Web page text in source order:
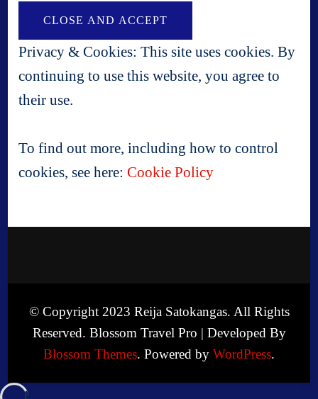
Privacy & Cookies: This site uses cookies. By
continuing to use this website, you agree to
their use.
To find out more, including how to control
cookies, see here:Cookie Policy
© Copyright 2023 Reija Satokangas. All Rights
Reserved. Blossom Travel Pro | Developed By
Blossom Themes. Powered by WordPress.